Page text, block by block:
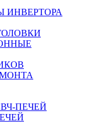
ИНВЕРТОРА
ПЕЧЕЙ